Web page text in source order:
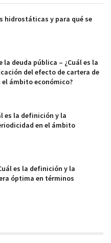
hidrostáticas y para qué se
la deuda pública – ¿Cuál es la
del efecto de cartera de
ámbito económico?
es la definición y la
en el ámbito
es la definición y la
óptima en términos